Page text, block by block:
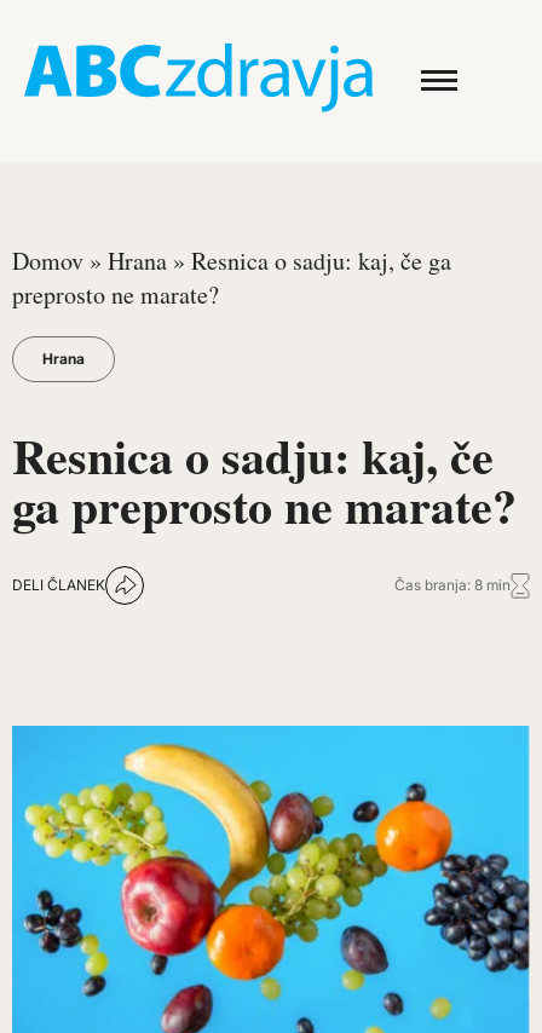
Domov » Hrana » Resnica o sadju: kaj, če ga
preprosto ne marate?
Hrana
Resnica o sadju: kaj, če
ga preprosto ne marate?
DELI ČLANEK Čas branja: 8 min